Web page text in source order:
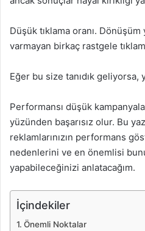
Düşük tıklama oranı.
varmayan birkaç rastgele
Eğer bu size tanıdık geliyorsa,
Performansı düşük
yüzünden başarısız olur. Bu
reklamlarınızın performans
nedenlerini ve en önemlisi
yapabileceğinizi anlatacağım.
İçindekiler
Önemli Noktalar